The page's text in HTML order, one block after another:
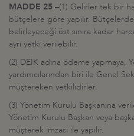
MADDE 25 –(1) Gelirler tek bir
bütçelere göre yapılır.
belirleyeceği üst sınıra kadar
ayrı yetki verilebilir.
(2) DEİK adına ödeme yapmaya,
yardımcılarından biri ile Genel
müştereken yetkilidirler.
(3) Yönetim Kurulu Başkanına
Yönetim Kurulu Başkan veya
müşterek imzası ile yapılır.